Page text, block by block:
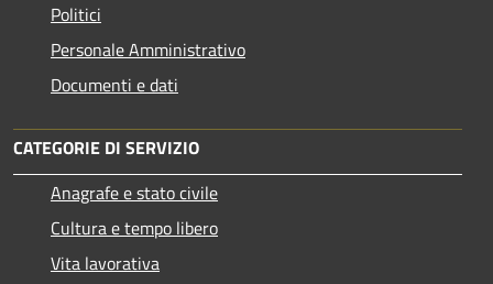
Politici
Personale Amministrativo
Documenti e dati
CATEGORIE DI SERVIZIO
Anagrafe e stato civile
Cultura e tempo libero
Vita lavorativa